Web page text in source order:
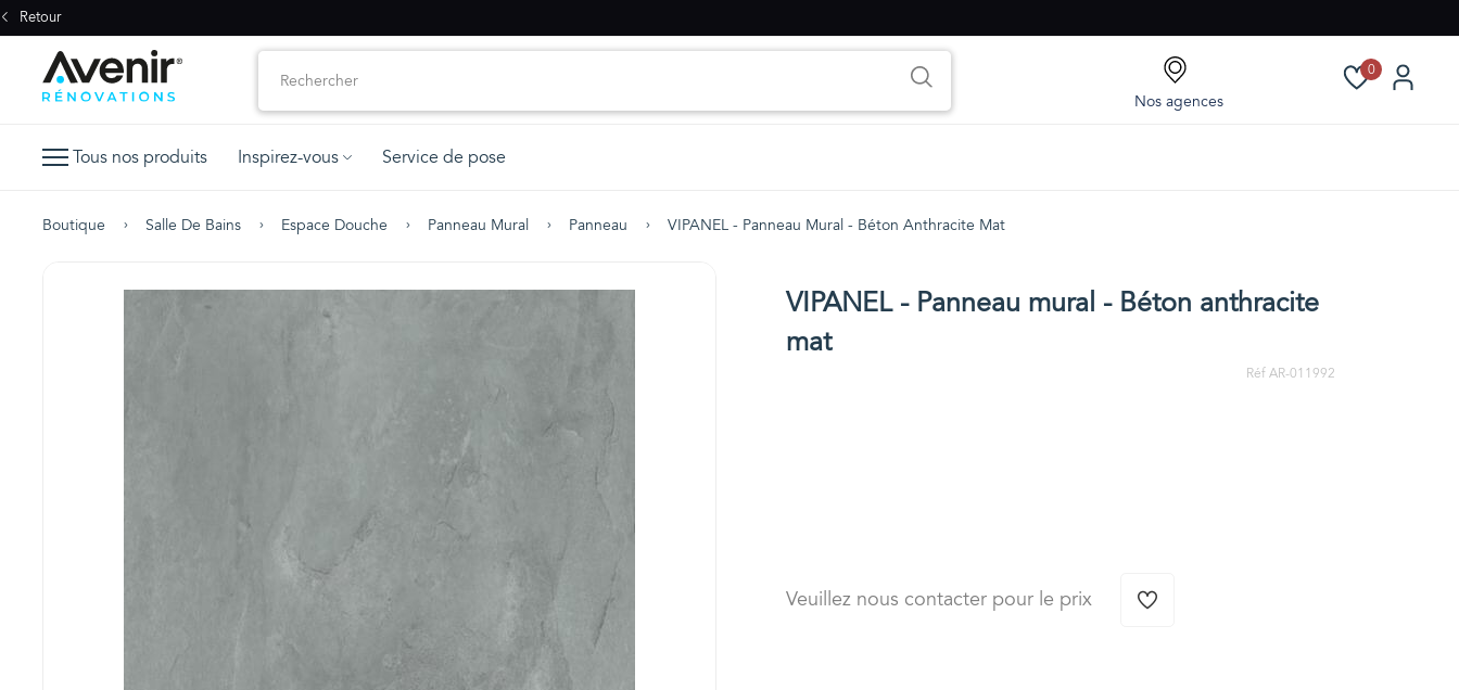
Retour
Nos agences
0
Tous nos produits Inspirez-vous Service de pose
Boutique Salle De Bains Espace Douche Panneau Mural Panneau VIPANEL - Panneau Mural - Béton Anthracite Mat
VIPANEL - Panneau mural - Béton anthracite
mat
Réf AR-011992
Veuillez nous contacter pour le prix